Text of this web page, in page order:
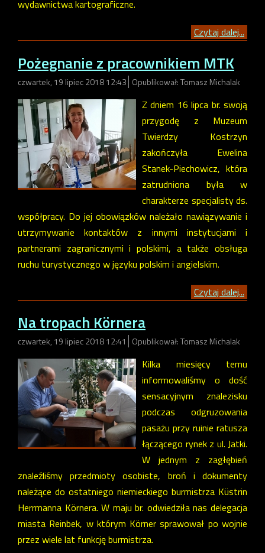
wydawnictwa kartograficzne.
Czytaj dalej...
Pożegnanie z pracownikiem MTK
czwartek, 19 lipiec 2018 12:43 Opublikował: Tomasz Michalak
Z dniem 16 lipca br. swoją
przygodę z Muzeum
Twierdzy Kostrzyn
zakończyła Ewelina
Stanek-Piechowicz, która
zatrudniona była w
charakterze specjalisty ds.
współpracy. Do jej obowiązków należało nawiązywanie i
utrzymywanie kontaktów z innymi instytucjami i
partnerami zagranicznymi i polskimi, a także obsługa
ruchu turystycznego w języku polskim i angielskim.
Czytaj dalej...
Na tropach Körnera
czwartek, 19 lipiec 2018 12:41 Opublikował: Tomasz Michalak
Kilka miesięcy temu
informowaliśmy o dość
sensacyjnym znalezisku
podczas odgruzowania
pasażu przy ruinie ratusza
łączącego rynek z ul. Jatki.
W jednym z zagłębień
znaleźliśmy przedmioty osobiste, broń i dokumenty
należące do ostatniego niemieckiego burmistrza Küstrin
Herrmanna Körnera. W maju br. odwiedziła nas delegacja
miasta Reinbek, w którym Körner sprawował po wojnie
przez wiele lat funkcję burmistrza.